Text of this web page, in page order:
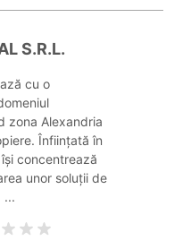
S.R.L.
cu o
zona Alexandria
Înființată în
concentrează
unor soluții de
...